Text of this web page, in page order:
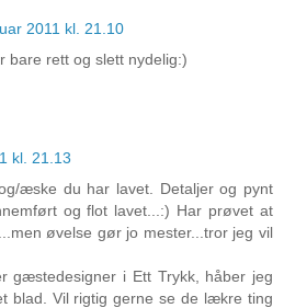
2011 kl. 21.10
bare rett og slett nydelig:)
kl. 21.13
æske du har lavet. Detaljer og pynt
og flot lavet...:) Har prøvet at
øvelse gør jo mester...tror jeg vil
gæstedesigner i Ett Trykk, håber jeg
blad. Vil rigtig gerne se de lækre ting